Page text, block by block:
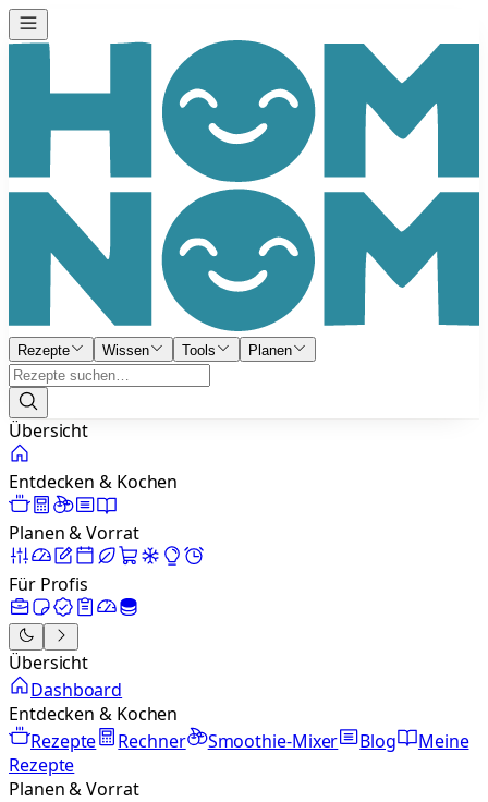
Rezepte Wissen Tools Planen
Übersicht
Entdecken & Kochen
Planen & Vorrat
Für Profis
Übersicht
Dashboard
Entdecken & Kochen
Rezepte
Rechner Smoothie-Mixer Blog
Meine
Rezepte
Planen & Vorrat